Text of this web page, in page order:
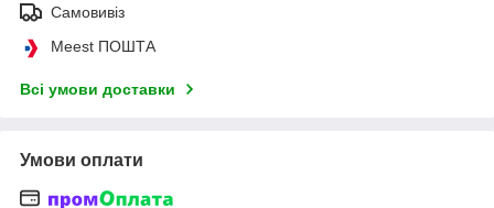
Самовивіз
Meest ПОШТА
Всі умови доставки
Умови оплати